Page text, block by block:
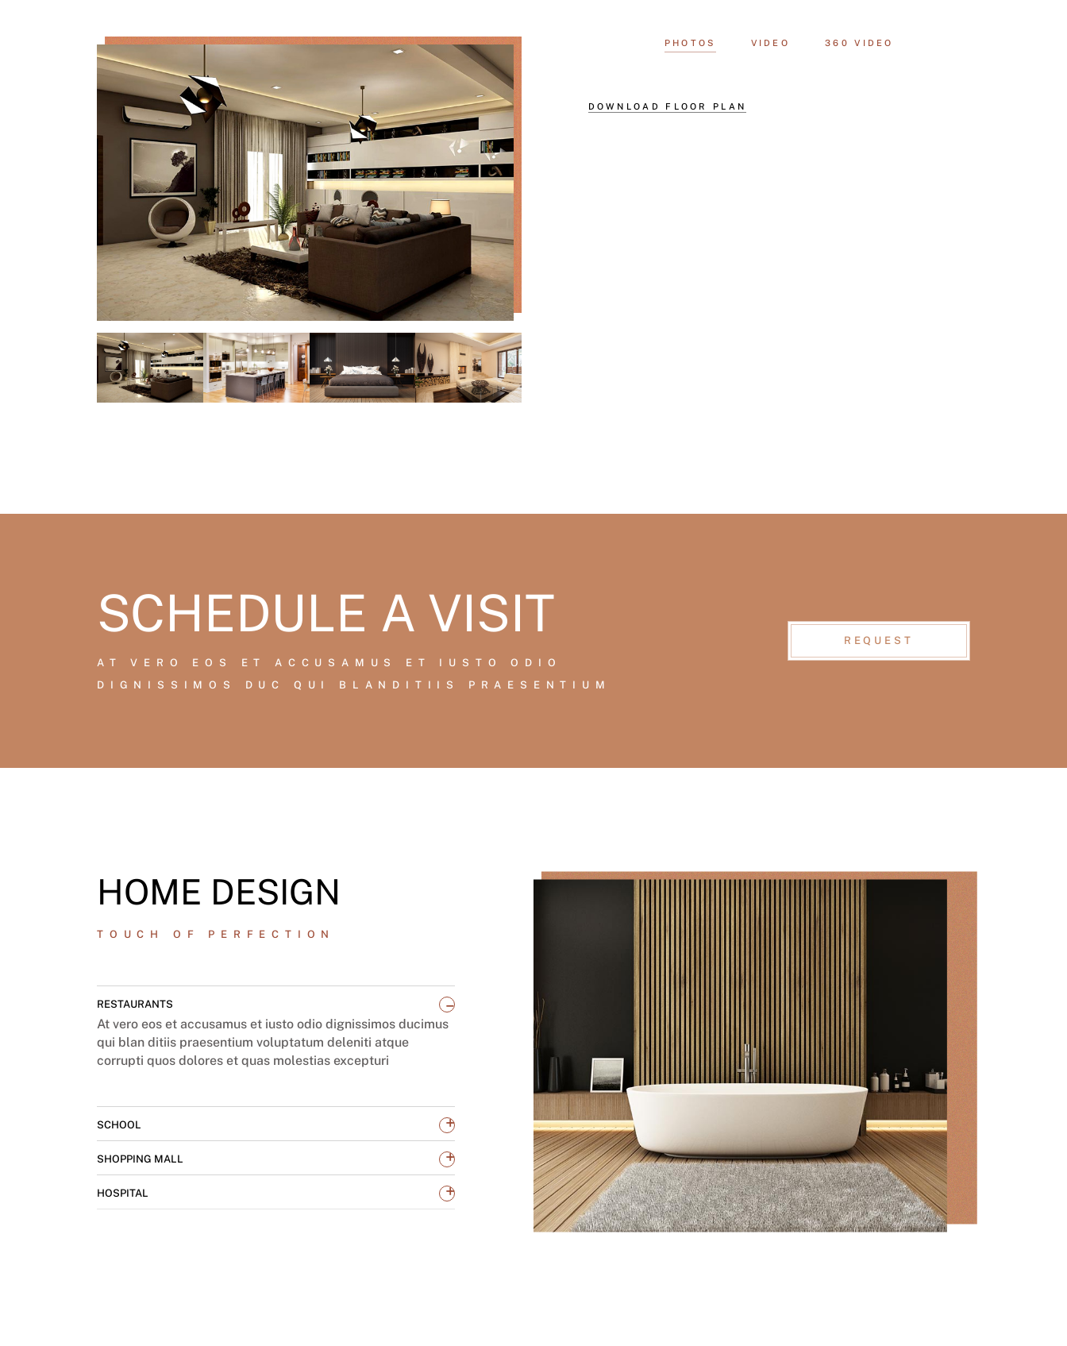
PHOTOS VIDEO 360 VIDEO
DOWNLOAD FLOOR PLAN
SCHEDULE A VISIT
AT VERO EOS ET ACCUSAMUS ET IUSTO ODIO
DIGNISSIMOS DUC QUI BLANDITIIS PRAESENTIUM
REQUEST
HOME DESIGN
TOUCH OF PERFECTION
RESTAURANTS _
At vero eos et accusamus et iusto odio dignissimos ducimus
qui blan ditiis praesentium voluptatum deleniti atque
corrupti quos dolores et quas molestias excepturi
SCHOOL +
SHOPPING MALL +
HOSPITAL +